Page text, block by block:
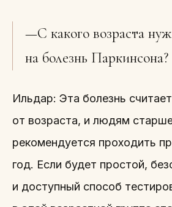
—С какого возраста
на болезнь Паркинсона?
Ильдар: Эта болезнь
от возраста, и людям
рекомендуется проходить
год. Если будет простой,
и доступный способ